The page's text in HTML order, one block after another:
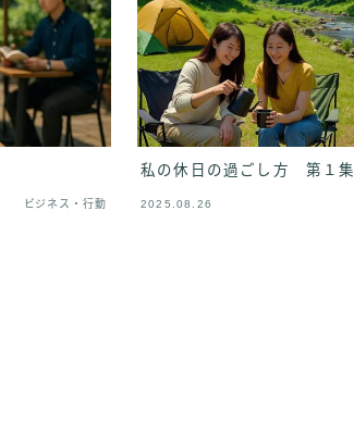
ビジネス・行動
私の休日の過ごし方 第１集
2025.08.26